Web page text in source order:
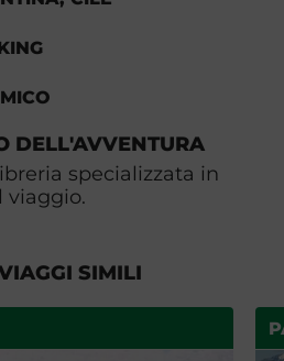
DELL'AVVENTURA
specializzata in
viaggio.
SIMILI